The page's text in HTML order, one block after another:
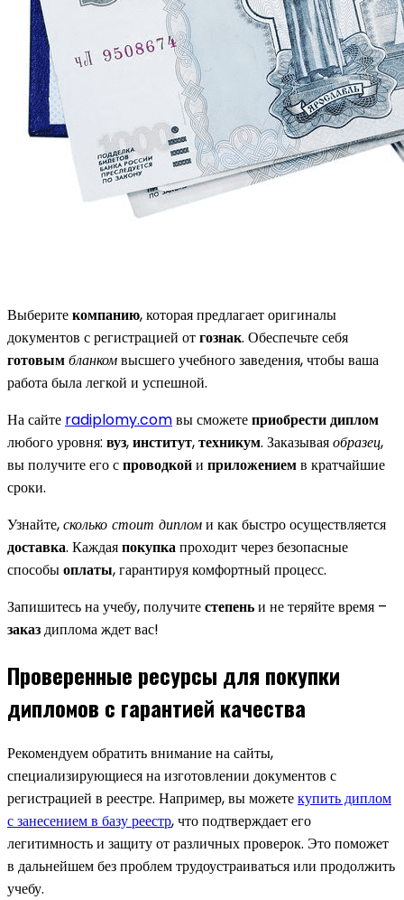
Выберитекомпанию, которая предлагает оригиналы
документов с регистрацией отгознак. Обеспечьте себя
готовымбланкомвысшего учебного заведения, чтобы ваша
работа была легкой и успешной.
На сайте radiplomy.comвы сможетеприобрести диплом
любого уровня: вуз,институт,техникум. Заказываяобразец,
вы получите его спроводкойи приложениемв кратчайшие
сроки.
Узнайте,сколько стоит дипломи как быстро осуществляется
доставка. Каждаяпокупкапроходит через безопасные
способыоплаты, гарантируя комфортный процесс.
Запишитесь на учебу, получитестепеньи не теряйте время –
заказдиплома ждет вас!
Проверенные ресурсы для покупки
дипломов с гарантией качества
Рекомендуем обратить внимание на сайты,
специализирующиеся на изготовлении документов с
регистрацией в реестре. Например, вы можетекупить диплом
с занесением в базу реестр, что подтверждает его
легитимность и защиту от различных проверок. Это поможет
в дальнейшем без проблем трудоустраиваться или продолжить
учебу.